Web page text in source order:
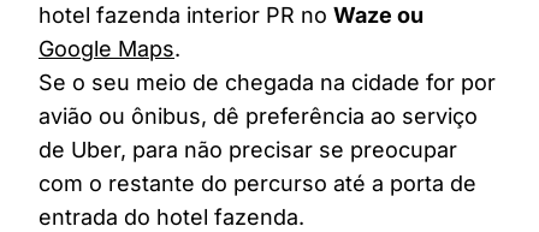
hotel fazenda interior PR no Waze ou
Google Maps.
Se o seu meio de chegada na cidade for por
avião ou ônibus, dê preferência ao serviço
de Uber, para não precisar se preocupar
com o restante do percurso até a porta de
entrada do hotel fazenda.